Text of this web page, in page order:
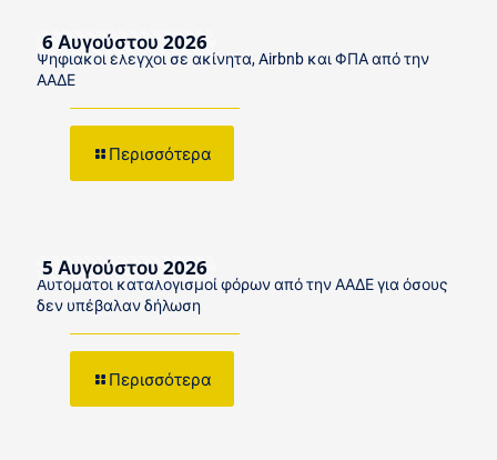
6 Αυγούστου 2026
Ψηφιακοί έλεγχοι σε ακίνητα, Airbnb και ΦΠΑ από την
ΑΑΔΕ
Περισσότερα
5 Αυγούστου 2026
Αυτόματοι καταλογισμοί φόρων από την ΑΑΔΕ για όσους
δεν υπέβαλαν δήλωση
Περισσότερα